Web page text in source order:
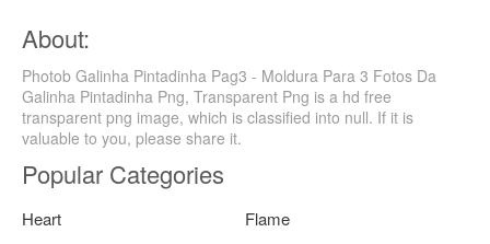
About:
Photob Galinha Pintadinha Pag3 - Moldura Para 3 Fotos Da
Galinha Pintadinha Png, Transparent Png is a hd free
transparent png image, which is classified into null. If it is
valuable to you, please share it.
Popular Categories
Heart
Flame